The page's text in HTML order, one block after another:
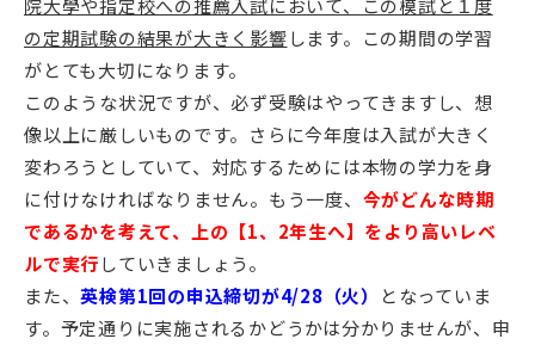
院大學や指定校への推薦入試において、この模試と１度
の定期試験の結果が大きく影響します。この期間の学習
がとても大切になります。
このような状況ですが、必ず受験はやってきますし、想
像以上に厳しいものです。さらに今年度は入試が大きく
変わろうとしていて、対応するためには本物の学力を身
に付けなければなりません。もう一度、 今がどんな時期
であるかを考えて、上の【1、2年生へ】をより高いレベ
ルで実行していきましょう。
また、英検第1回の申込締切が4/28（火）
となっていま
す。予定通りに実施されるかどうかは分かりませんが、申